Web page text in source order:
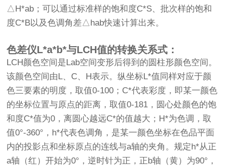
△H*ab；可以通过标准样的饱和度C*S、批次样的饱和
度C*B以及色调角差△hab快速计算出来。
色差仪L*a*b*与LCH值的转换关系式：
LCH颜色空间是Lab空间变形后得到的圆柱形颜色空间。
该颜色空间由L、C、H表示。纵坐标L*值同样对应于颜
色三要素的明度，取值0-100；C*代表彩度，即某一颜色
的坐标位置与原点的距离，取值0-181，圆心处颜色的饱
和度C*值为0，离圆心越远C*的值越大；H*为色调，取
值0°-360°，h*代表色调角，是某一颜色坐标在色品平面
内的投影点和坐标原点的连线与a轴的夹角。规定h*从正
a轴（红）开始为0°，逆时针为正，正b轴（黄）为90°，